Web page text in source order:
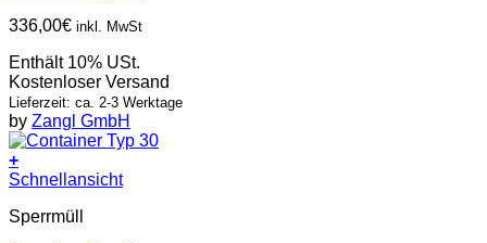
336,00€ inkl. MwSt
Enthält 10% USt.
Kostenloser Versand
Lieferzeit: ca. 2-3 Werktage
by Zangl GmbH
+
Schnellansicht
Sperrmüll